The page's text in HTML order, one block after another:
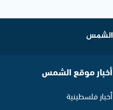
أخبار موقع الشمس
أخبار فلسطينية